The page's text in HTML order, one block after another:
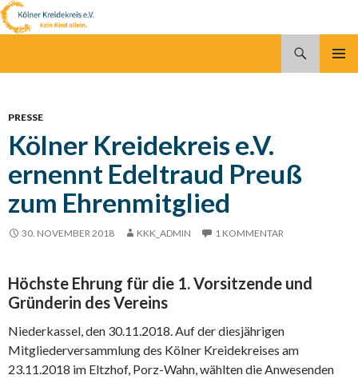
PRESSE
Kölner Kreidekreis e.V.
ernennt Edeltraud Preuß
zum Ehrenmitglied
30. NOVEMBER 2018 KKK_ADMIN 1 KOMMENTAR
Höchste Ehrung für die 1. Vorsitzende und
Gründerin des Vereins
Niederkassel, den 30.11.2018. Auf der diesjährigen
Mitgliederversammlung des Kölner Kreidekreises am
23.11.2018 im Eltzhof, Porz-Wahn, wählten die Anwesenden